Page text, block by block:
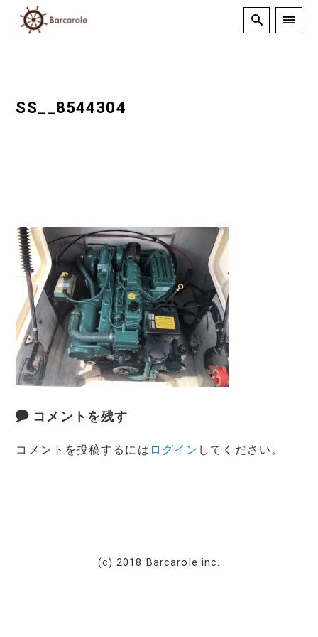
SS__8544304
コメントを残す
コメントを投稿するには ログイン してください。
(c) 2018 Barcarole inc.